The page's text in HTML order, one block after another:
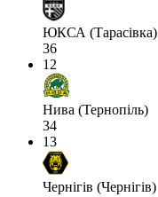
ЮКСА (Тарасівка)
36
12
Нива (Тернопіль)
34
13
Чернігів (Чернігів)